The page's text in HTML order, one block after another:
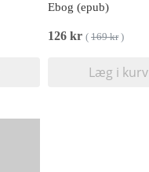
Ebog (epub)
126 kr ( 169 kr)
Læg i kurv